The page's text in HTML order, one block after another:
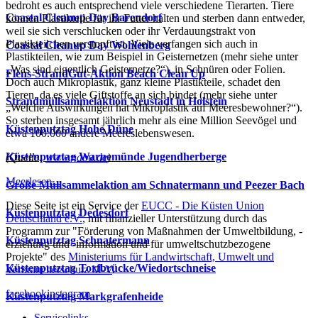
Coastal Cleanup Day Barendorf
Coastal Cleanup Day Wohlenberg
Flens-StrandGut-Aktion Beach Clean Up
Strandmüllsammelaktion Neustadt in Holstein
Küstenputztag Hohe Düne
Küstenputztag Warnemünde Jugendherberge
Große Müllsammelaktion am Schnatermann und Peezer Bach
Küstenputztag Dedesdorf
Küstenputztag Schnatermann
Küstenputztag Torfbrücke/Wiedortschneise
Küstenputztag Markgrafenheide
bedroht es auch entsprechend viele verschiedene Tierarten. Tiere
können Plastikteile für ihr Futter halten und sterben dann entweder,
weil sie sich verschlucken oder ihr Verdauungstrakt von
Plastikteilchen verstopft ist. Viele verfangen sich auch in
Plastikteilen, wie zum Beispiel in Geisternetzen (mehr siehe unter
„Was sind eigentlich Geisternetze?“), in Schnüren oder Folien.
Doch auch Mikroplastik, ganz kleine Plastikteile, schadet den
Tieren, da es viele Giftstoffe an sich bindet (mehr siehe unter
„Welche Auswirkungen hat Mikroplastik auf Meeresbewohner?“).
So sterben insgesamt jährlich mehr als eine Million Seevögel und
etwa 100.000 andere Meereslebenswesen.
(Quelle:www.nabu.de)
Meerlesen...
Diese Seite ist ein Service derEUCC - Die Küsten Union
Deutschland e.V., mit finanzieller Unterstützung durch das
Programm zur "Förderung von Maßnahmen der Umweltbildung, -
erziehung und -information und für umweltschutzbezogene
Projekte" des Ministeriums für Landwirtschaft, Umwelt und
Verbraucherschutz M-V.
facebookinstagram